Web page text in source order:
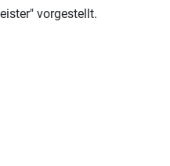
vorgestellt.